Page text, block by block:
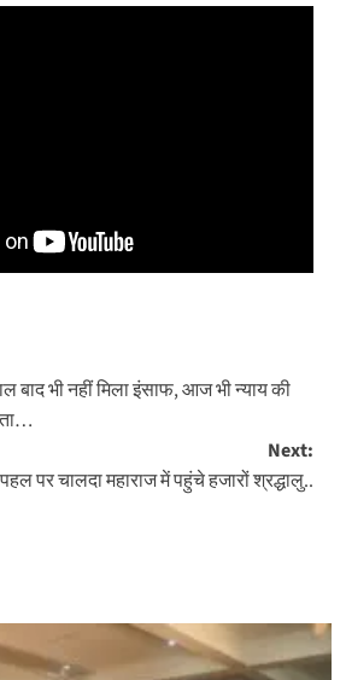
बाद भी नहीं मिला इंसाफ, आज भी न्याय की
Next:
पर चालदा महाराज में पहुंचे हजारों श्रद्धालु..